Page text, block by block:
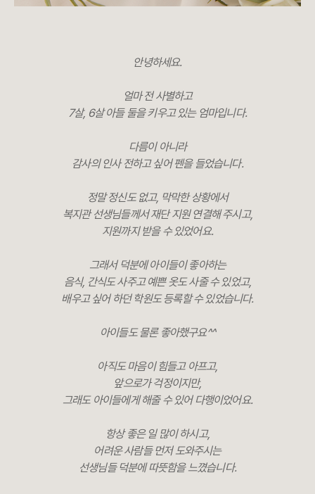
안녕하세요.
얼마 전 사별하고
7살, 6살 아들 둘을 키우고 있는 엄마입니다.
다름이 아니라
감사의 인사 전하고 싶어 펜을 들었습니다.
정말 정신도 없고, 막막한 상황에서
복지관 선생님들께서 재단 지원 연결해 주시고,
지원까지 받을 수 있었어요.
그래서 덕분에 아이들이 좋아하는
음식, 간식도 사주고 예쁜 옷도 사줄 수 있었고,
배우고 싶어 하던 학원도 등록할 수 있었습니다.
아이들도 물론 좋아했구요^^
아직도 마음이 힘들고 아프고,
앞으로가 걱정이지만,
그래도 아이들에게 해줄 수 있어 다행이었어요.
항상 좋은 일 많이 하시고,
어려운 사람들 먼저 도와주시는
선생님들 덕분에 따뜻함을 느꼈습니다.